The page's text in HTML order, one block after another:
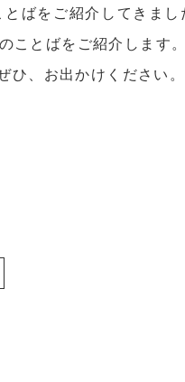
ばをご紹介してきまし
とばをご紹介します。
、お出かけください。